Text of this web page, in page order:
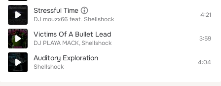
Stressful Time
DJ mouzx66 feat. Shellshock
4:21
Victims Of A Bullet Lead
DJ PLAYA MACK Shellshock
3:59
Auditory Exploration
Shellshock
4:04